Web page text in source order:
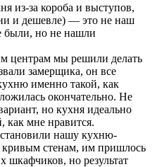
из-за короба и выступов,
и дешевле) — это не наш
были, но не нашли
центрам мы решили делать
замерщика, он все
именно такой, как
окончательно. Не
но кухня идеально
как мне нравится.
нашу кухню-
кривым стенам, им пришлось
шкафчиков, но результат